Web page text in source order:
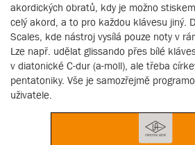
akordických obratů, kdy je možno
celý akord, a to pro každou klávesu jiný.
Scales, kde nástroj vysílá pouze noty v
Lze např. udělat glissando přes bílé
v diatonické C-dur (a-moll), ale třeba
pentatoniky. Vše je samozřejmě
uživatele.